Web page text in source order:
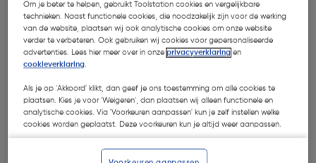
| Excl. btw € 3,21
Om je beter te helpen, gebruikt Toolstation cookies en vergelijkbare
technieken. Naast functionele cookies, die noodzakelijk zijn voor de werking
van de website, plaatsen wij ook analytische cookies om onze website
verder te verbeteren. Ook gebruiken wij cookies voor gepersonaliseerde
advertenties. Lees hier meer over in onzeprivacyverklaring en
cookieverklaring.
Als je op 'Akkoord' klikt, dan geef je ons toestemming om alle cookies te
plaatsen. Kies je voor 'Weigeren', dan plaatsen wij alleen functionele en
analytische cookies. Via 'Voorkeuren aanpassen' kun je zelf instellen welke
cookies worden geplaatst. Deze voorkeuren kun je altijd weer aanpassen.